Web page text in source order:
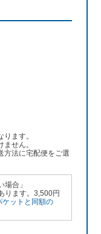
ます。
せん。
方法に宅配便をご選
場合」
ります。3,500円
ケットと同額の